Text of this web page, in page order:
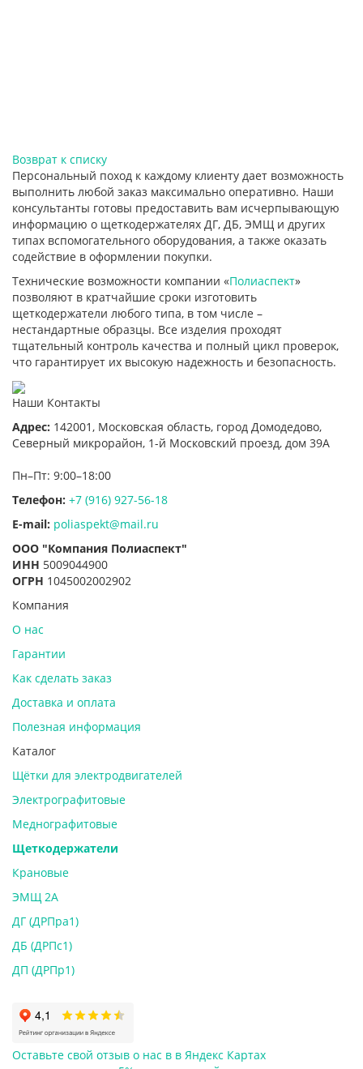
Возврат к списку
Персональный поход к каждому клиенту дает возможность
выполнить любой заказ максимально оперативно. Наши
консультанты готовы предоставить вам исчерпывающую
информацию о щеткодержателях ДГ, ДБ, ЭМЩ и других
типах вспомогательного оборудования, а также оказать
содействие в оформлении покупки.
Технические возможности компании «Полиаспект»
позволяют в кратчайшие сроки изготовить
щеткодержатели любого типа, в том числе –
нестандартные образцы. Все изделия проходят
тщательный контроль качества и полный цикл проверок,
что гарантирует их высокую надежность и безопасность.
Наши Контакты
Адрес: 142001, Московская область, город Домодедово,
Северный микрорайон, 1-й Московский проезд, дом 39А
Пн–Пт: 9:00–18:00
Телефон: +7 (916) 927-56-18
E-mail: poliaspekt@mail.ru
ООО "Компания Полиаспект"
ИНН 5009044900
ОГРН 1045002002902
Компания
О нас
Гарантии
Как сделать заказ
Доставка и оплата
Полезная информация
Каталог
Щётки для электродвигателей
Электрографитовые
Меднографитовые
Щеткодержатели
Крановые
ЭМЩ 2А
ДГ (ДРПра1)
ДБ (ДРПс1)
ДП (ДРПр1)
Оставьте свой отзыв о нас в в Яндекс Картах